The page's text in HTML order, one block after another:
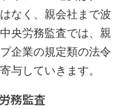
なく、親会社まで波
央労務監査では、親
企業の規定類の法令
与していきます。
務監査